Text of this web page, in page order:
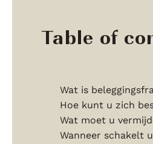
Table of
Wat is
Hoe kunt u zich
Wat moet u
Wanneer schakelt